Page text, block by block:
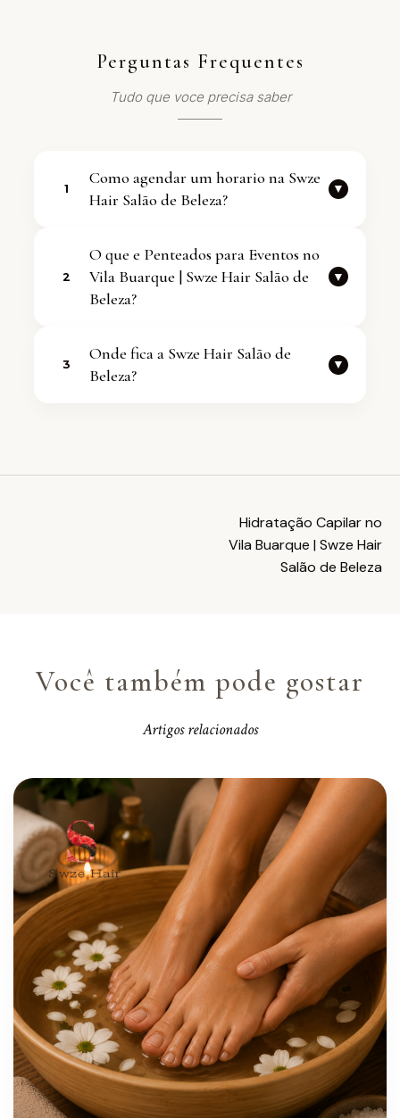
Perguntas Frequentes
Tudo que voce precisa saber
1
Como agendar um horario na Swze
Hair Salão de Beleza?
▼
diretamente pelo WhatsApp
+5511970344032. Atendemos com
agenda flexivel.
2
O que e Penteados para Eventos no
Vila Buarque | Swze Hair Salão de
Beleza?
▼
no Vila Buarque | Swze Hair Salão de
Beleza faz parte dos cuidados
3
Onde fica a Swze Hair Salão de
Beleza?
▼
SP, 01224-010.
Hidratação Capilar no
Vila Buarque | Swze Hair
Salão de Beleza
Você também pode gostar
Artigos relacionados